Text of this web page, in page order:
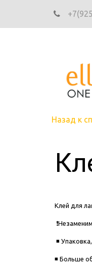
Назад к
Клей для
◾
◾ Больше